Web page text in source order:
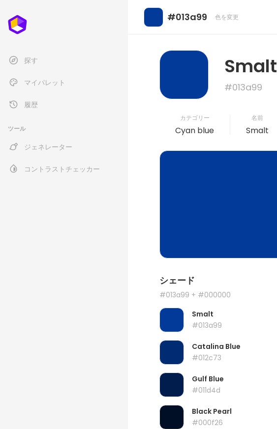
探す
マイパレット
履歴
ツール
ジェネレーター
コントラストチェッカー
#013a99 色を変更
Smalt
#013a99
カテゴリー
Cyan blue
名前
Smalt
シェード
#013a99 + #000000
Smalt
#013a99
Catalina Blue
#012c73
Gulf Blue
#011d4d
Black Pearl
#000f26